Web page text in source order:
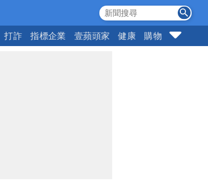
打詐 指標企業 壹蘋頭家 健康 購物 女神